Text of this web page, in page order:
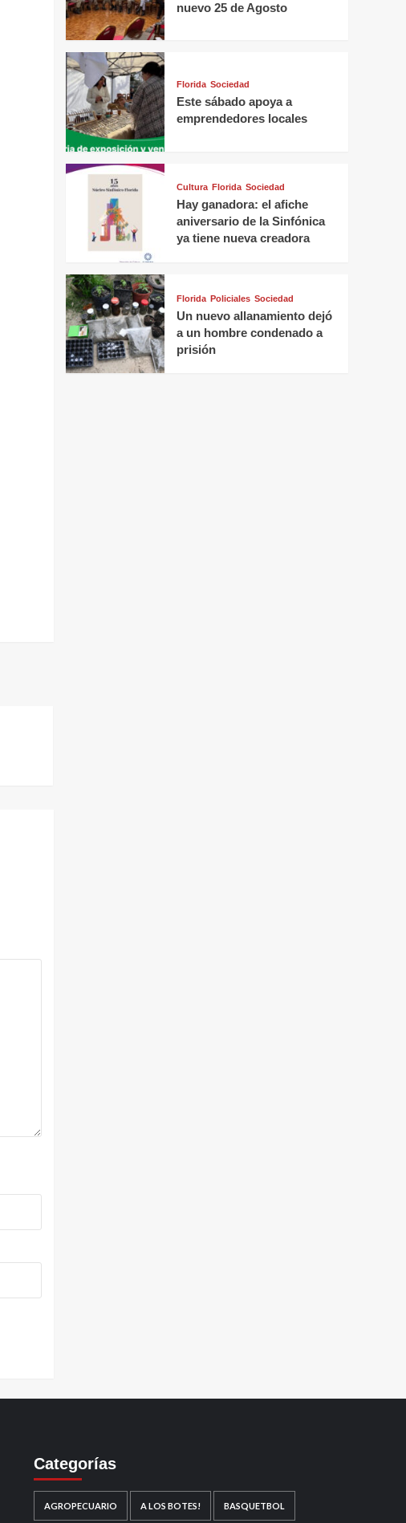
nuevo 25 de Agosto
Florida Sociedad
Este sábado apoya a
emprendedores locales
Cultura Florida Sociedad
Hay ganadora: el afiche
aniversario de la Sinfónica
ya tiene nueva creadora
Florida Policiales Sociedad
Un nuevo allanamiento dejó
a un hombre condenado a
prisión
Categorías
AGROPECUARIO A LOS BOTES! BASQUETBOL